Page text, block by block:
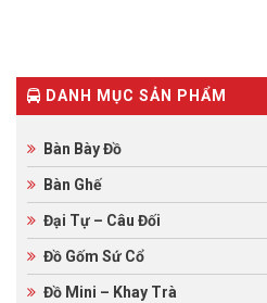
DANH MỤC SẢN PHẨM
Bàn Bày Đồ
Bàn Ghế
Đại Tự – Câu Đối
Đồ Gốm Sứ Cổ
Đồ Mini – Khay Trà